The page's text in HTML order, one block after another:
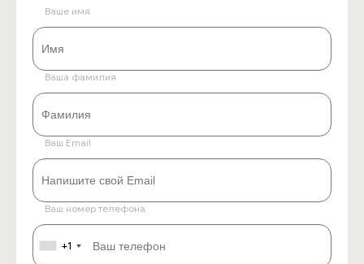
Ваше имя
Ваша фамилия
Ваш Email
Ваш номер телефона
+1